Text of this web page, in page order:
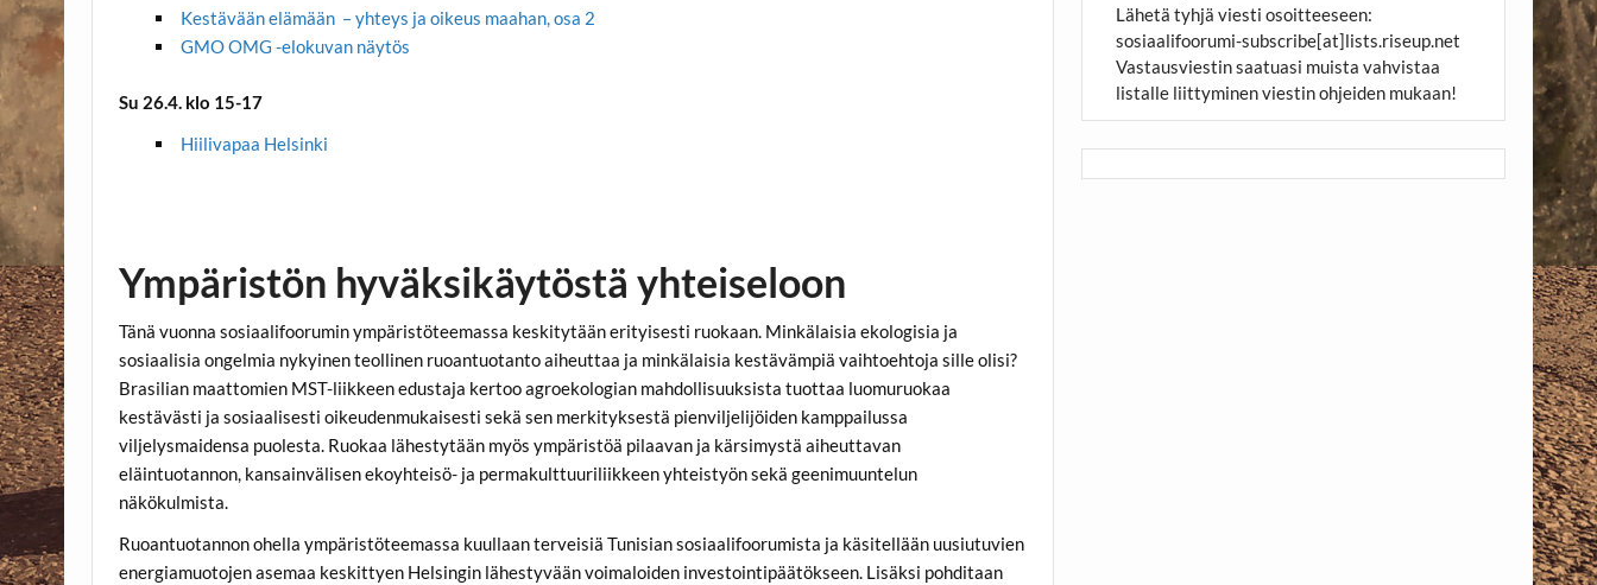
Kestävään elämään – yhteys ja oikeus maahan, osa 2
GMO OMG -elokuvan näytös
Su 26.4. klo 15-17
Hiilivapaa Helsinki
Ympäristön hyväksikäytöstä yhteiseloon
Tänä vuonna sosiaalifoorumin ympäristöteemassa keskitytään erityisesti ruokaan. Minkälaisia ekologisia ja
sosiaalisia ongelmia nykyinen teollinen ruoantuotanto aiheuttaa ja minkälaisia kestävämpiä vaihtoehtoja sille olisi?
Brasilian maattomien MST-liikkeen edustaja kertoo agroekologian mahdollisuuksista tuottaa luomuruokaa
kestävästi ja sosiaalisesti oikeudenmukaisesti sekä sen merkityksestä pienviljelijöiden kamppailussa
viljelysmaidensa puolesta. Ruokaa lähestytään myös ympäristöä pilaavan ja kärsimystä aiheuttavan
eläintuotannon, kansainvälisen ekoyhteisö- ja permakulttuuriliikkeen yhteistyön sekä geenimuuntelun
näkökulmista.
Ruoantuotannon ohella ympäristöteemassa kuullaan terveisiä Tunisian sosiaalifoorumista ja käsitellään uusiutuvien
energiamuotojen asemaa keskittyen Helsingin lähestyvään voimaloiden investointipäätökseen. Lisäksi pohditaan
Lähetä tyhjä viesti osoitteeseen:
sosiaalifoorumi-subscribe[at]lists.riseup.net
Vastausviestin saatuasi muista vahvistaa
listalle liittyminen viestin ohjeiden mukaan!